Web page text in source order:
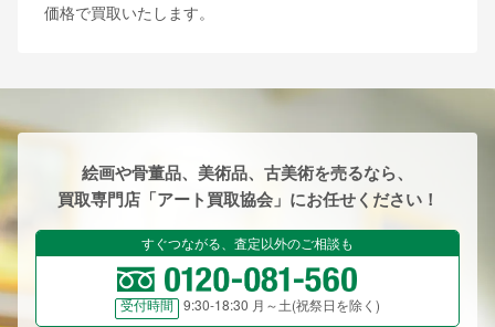
価格で買取いたします。
絵画や骨董品、美術品、古美術を売るなら、
買取専門店「アート買取協会」にお任せください！
すぐつながる、査定以外のご相談も
受付時間
9:30-18:30 月～土(祝祭日を除く)